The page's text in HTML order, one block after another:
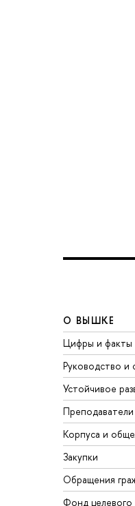
О ВЫШКЕ
Цифры и факты
Руководство и
Устойчивое
Корпуса и
Закупки
Обращения
Фонд целевого